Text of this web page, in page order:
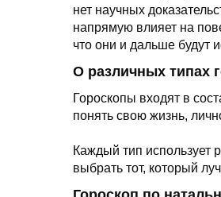
нет научных
напрямую влияет на
что они и дальше будут
О различных типах
Гороскопы входят в
понять свою жизнь,
Каждый тип использует
выбрать тот, который